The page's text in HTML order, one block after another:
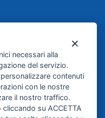
necessari alla
del servizio.
contenuti
con le nostre
il nostro traffico.
su ACCETTA